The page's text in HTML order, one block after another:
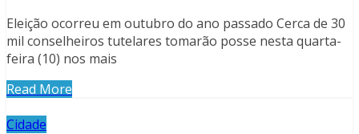
Eleição ocorreu em outubro do ano passado Cerca de 30
mil conselheiros tutelares tomarão posse nesta quarta-
feira (10) nos mais
Read More
Cidade